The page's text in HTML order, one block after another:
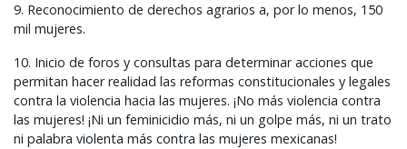
9. Reconocimiento de derechos agrarios a, por lo menos, 150
mil mujeres.
10. Inicio de foros y consultas para determinar acciones que
permitan hacer realidad las reformas constitucionales y legales
contra la violencia hacia las mujeres. ¡No más violencia contra
las mujeres! ¡Ni un feminicidio más, ni un golpe más, ni un trato
ni palabra violenta más contra las mujeres mexicanas!